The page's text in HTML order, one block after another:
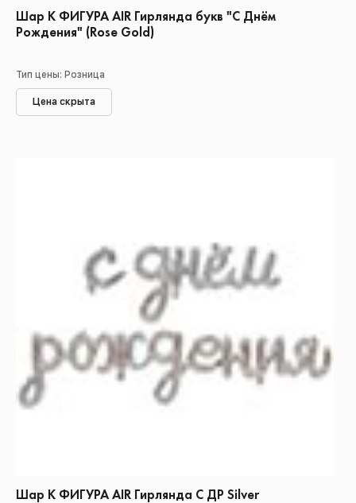
Шар К ФИГУРА AIR Гирлянда букв "С Днём
Рождения" (Rose Gold)
Тип цены: Розница
Цена скрыта
Шар К ФИГУРА AIR Гирлянда С ДР Silver